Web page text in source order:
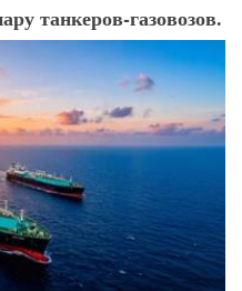
танкеров-газовозов.